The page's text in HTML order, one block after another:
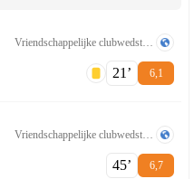
21‎’‎ 6,1
45‎’‎ 6,7